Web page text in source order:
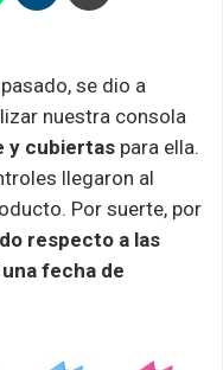
se dio a
nuestra consola
y cubiertas para ella.
llegaron al
Por suerte, por
respecto a las
fecha de